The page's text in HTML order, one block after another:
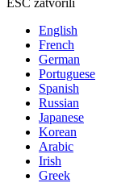
ESC zatvorili
English
French
German
Portuguese
Spanish
Russian
Japanese
Korean
Arabic
Irish
Greek